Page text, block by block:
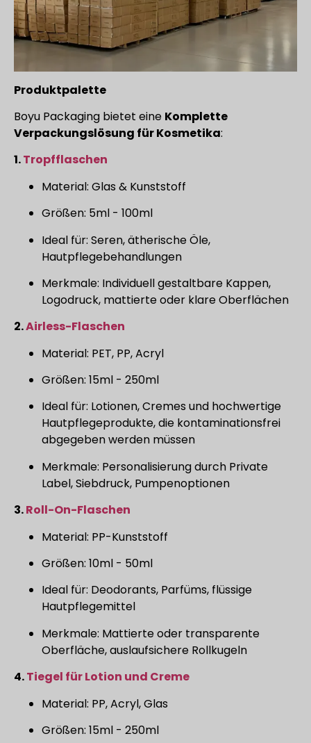
Produktpalette
Boyu Packaging bietet eine Komplette
Verpackungslösung für Kosmetika:
1.Tropfflaschen
Material: Glas & Kunststoff
Größen: 5ml - 100ml
Ideal für: Seren, ätherische Öle,
Hautpflegebehandlungen
Merkmale: Individuell gestaltbare Kappen,
Logodruck, mattierte oder klare Oberflächen
2.Airless-Flaschen
Material: PET, PP, Acryl
Größen: 15ml - 250ml
Ideal für: Lotionen, Cremes und hochwertige
Hautpflegeprodukte, die kontaminationsfrei
abgegeben werden müssen
Merkmale: Personalisierung durch Private
Label, Siebdruck, Pumpenoptionen
3.Roll-On-Flaschen
Material: PP-Kunststoff
Größen: 10ml - 50ml
Ideal für: Deodorants, Parfüms, flüssige
Hautpflegemittel
Merkmale: Mattierte oder transparente
Oberfläche, auslaufsichere Rollkugeln
4.Tiegel für Lotion und Creme
Material: PP, Acryl, Glas
Größen: 15ml - 250ml